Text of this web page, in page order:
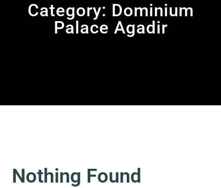
Category: Dominium
Palace Agadir
Nothing Found